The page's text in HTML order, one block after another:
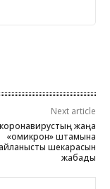
Next article
жаңа
«омикрон» штамына
шекарасын
жабады